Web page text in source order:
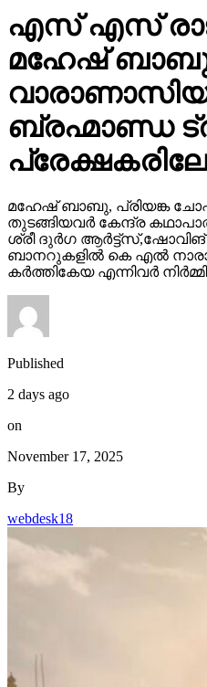
മഹേഷ് ബാബു
ബ്രഹ്മാണ്ഡ
തുടങ്ങിയവർ കേന്ദ്ര
ശ്രീ ദുർഗ
ബാനറുകളിൽ കെ എൽ
കർത്തികേയ എന്നിവർ
Published
2 days ago
on
November 17, 2025
By
webdesk18